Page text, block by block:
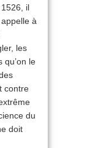
il
à
les
qu’on le
contre
du
doit